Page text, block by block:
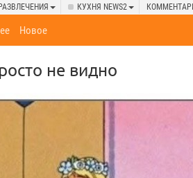
РАЗВЛЕЧЕНИЯ КУХНЯ NEWS2
Новое
не видно